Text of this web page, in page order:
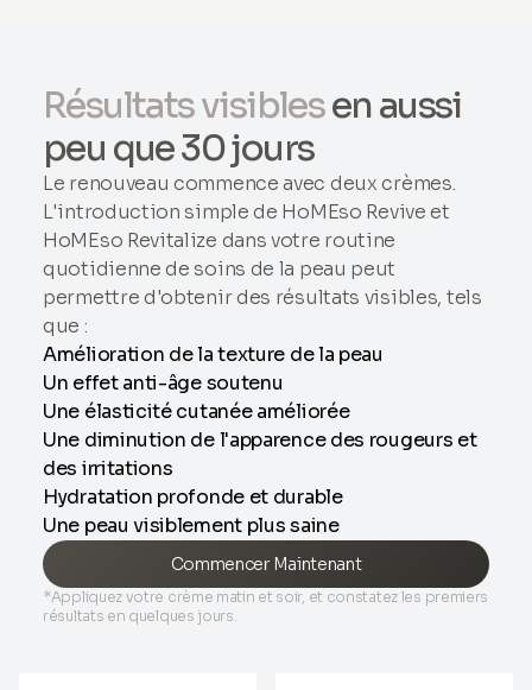
Résultats visiblesen aussi
peu que 30 jours
Le renouveau commence avec deux crèmes.
L'introduction simple de HoMEso Revive et
HoMEso Revitalize dans votre routine
quotidienne de soins de la peau peut
permettre d'obtenir des résultats visibles, tels
que :
Amélioration de la texture de la peau
Un effet anti-âge soutenu
Une élasticité cutanée améliorée
Une diminution de l'apparence des rougeurs et
des irritations
Hydratation profonde et durable
Une peau visiblement plus saine
Commencer Maintenant
*Appliquez votre crème matin et soir, et constatez les premiers
résultats en quelques jours.